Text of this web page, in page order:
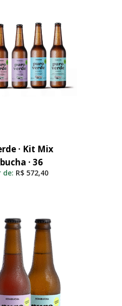
Ao Carrinho
· Kit Mix
· 36
de: R$ 572,40